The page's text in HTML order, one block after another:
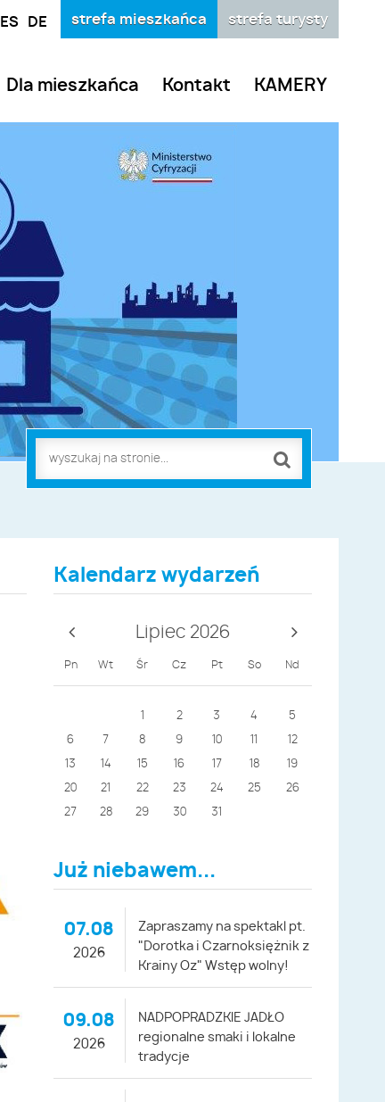
ES DE strefa turysty
strefa mieszkańca
Dla mieszkańca Kontakt KAMERY
Kalendarz wydarzeń
Lipiec 2026
Pn Wt Śr Cz Pt So Nd
2 3 4 5
6 7 8 9 10 12
13 14 15 16 17 18 19
20 21 22 23 24 25 26
27 28 29 30 31
Już niebawem...
07.08
2026
Zapraszamy na spektakl pt.
"Dorotka i Czarnoksiężnik z
Krainy Oz" Wstęp wolny!
09.08
2026
NADPOPRADZKIE JADŁO
regionalne smaki i lokalne
tradycje